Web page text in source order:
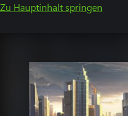
Zu Hauptinhalt springen